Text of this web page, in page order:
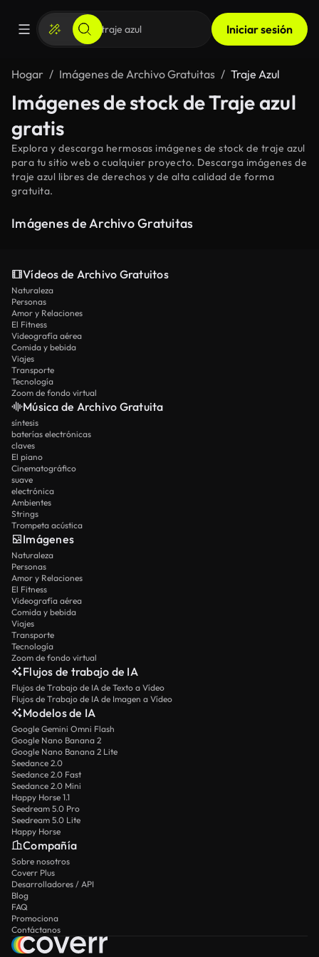
Iniciar sesión
Hogar Imágenes de Archivo Gratuitas Traje Azul
Imágenes de stock de Traje azul
gratis
Explora y descarga hermosas imágenes de stock de traje azul
para tu sitio web o cualquier proyecto. Descarga imágenes de
traje azul libres de derechos y de alta calidad de forma
gratuita.
Imágenes de Archivo Gratuitas
Vídeos de Archivo Gratuitos
Naturaleza
Personas
Amor y Relaciones
El Fitness
Videografía aérea
Comida y bebida
Viajes
Transporte
Tecnología
Zoom de fondo virtual
Música de Archivo Gratuita
síntesis
baterías electrónicas
claves
El piano
Cinematográfico
suave
electrónica
Ambientes
Strings
Trompeta acústica
Imágenes
Naturaleza
Personas
Amor y Relaciones
El Fitness
Videografía aérea
Comida y bebida
Viajes
Transporte
Tecnología
Zoom de fondo virtual
Flujos de trabajo de IA
Flujos de Trabajo de IA de Texto a Vídeo
Flujos de Trabajo de IA de Imagen a Vídeo
Modelos de IA
Google Gemini Omni Flash
Google Nano Banana 2
Google Nano Banana 2 Lite
Seedance 2.0
Seedance 2.0 Fast
Seedance 2.0 Mini
Happy Horse 1.1
Seedream 5.0 Pro
Seedream 5.0 Lite
Happy Horse
Compañía
Sobre nosotros
Coverr Plus
Desarrolladores / API
Blog
FAQ
Promociona
Contáctanos